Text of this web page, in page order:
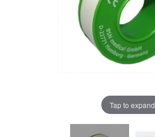
Tap to expand